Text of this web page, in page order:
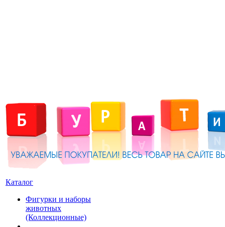
Каталог
Фигурки и наборы
животных
(Коллекционные)